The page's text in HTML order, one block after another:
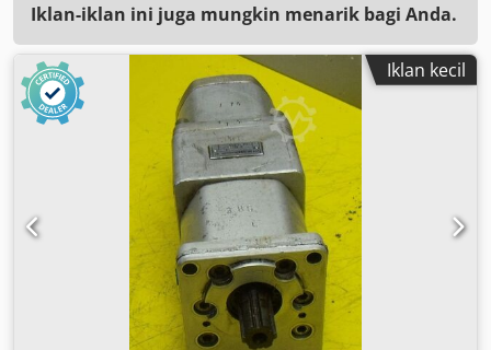
Iklan-iklan ini juga mungkin menarik bagi Anda.
Iklan kecil